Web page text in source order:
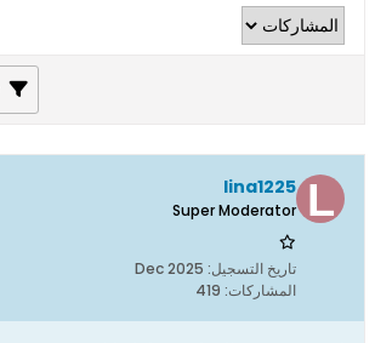
lina1225
Super Moderator
تاريخ التسجيل: Dec 2025
المشاركات: 419